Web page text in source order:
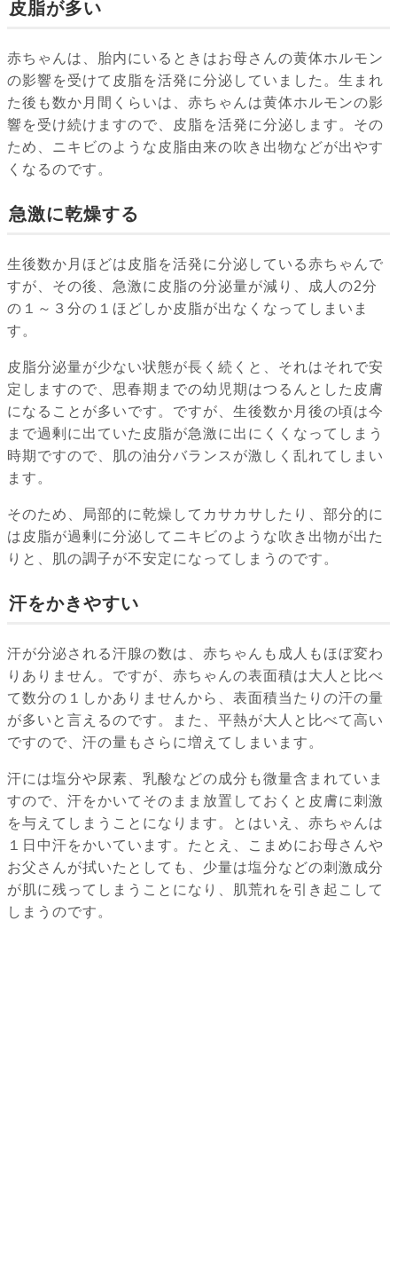
皮脂が多い
赤ちゃんは、胎内にいるときはお母さんの黄体ホルモン
の影響を受けて皮脂を活発に分泌していました。生まれ
た後も数か月間くらいは、赤ちゃんは黄体ホルモンの影
響を受け続けますので、皮脂を活発に分泌します。その
ため、ニキビのような皮脂由来の吹き出物などが出やす
くなるのです。
急激に乾燥する
生後数か月ほどは皮脂を活発に分泌している赤ちゃんで
すが、その後、急激に皮脂の分泌量が減り、成人の2分
の１～３分の１ほどしか皮脂が出なくなってしまいま
す。
皮脂分泌量が少ない状態が長く続くと、それはそれで安
定しますので、思春期までの幼児期はつるんとした皮膚
になることが多いです。ですが、生後数か月後の頃は今
まで過剰に出ていた皮脂が急激に出にくくなってしまう
時期ですので、肌の油分バランスが激しく乱れてしまい
ます。
そのため、局部的に乾燥してカサカサしたり、部分的に
は皮脂が過剰に分泌してニキビのような吹き出物が出た
りと、肌の調子が不安定になってしまうのです。
汗をかきやすい
汗が分泌される汗腺の数は、赤ちゃんも成人もほぼ変わ
りありません。ですが、赤ちゃんの表面積は大人と比べ
て数分の１しかありませんから、表面積当たりの汗の量
が多いと言えるのです。また、平熱が大人と比べて高い
ですので、汗の量もさらに増えてしまいます。
汗には塩分や尿素、乳酸などの成分も微量含まれていま
すので、汗をかいてそのまま放置しておくと皮膚に刺激
を与えてしまうことになります。とはいえ、赤ちゃんは
１日中汗をかいています。たとえ、こまめにお母さんや
お父さんが拭いたとしても、少量は塩分などの刺激成分
が肌に残ってしまうことになり、肌荒れを引き起こして
しまうのです。